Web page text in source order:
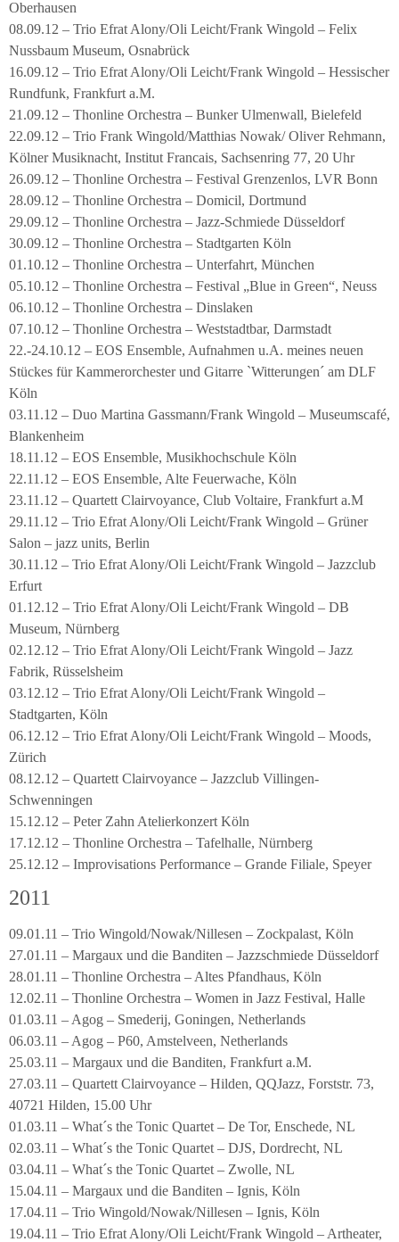
Oberhausen
08.09.12 – Trio Efrat Alony/Oli Leicht/Frank Wingold – Felix
Nussbaum Museum, Osnabrück
16.09.12 – Trio Efrat Alony/Oli Leicht/Frank Wingold – Hessischer
Rundfunk, Frankfurt a.M.
21.09.12 – Thonline Orchestra – Bunker Ulmenwall, Bielefeld
22.09.12 – Trio Frank Wingold/Matthias Nowak/ Oliver Rehmann,
Kölner Musiknacht, Institut Francais, Sachsenring 77, 20 Uhr
26.09.12 – Thonline Orchestra – Festival Grenzenlos, LVR Bonn
28.09.12 – Thonline Orchestra – Domicil, Dortmund
29.09.12 – Thonline Orchestra – Jazz-Schmiede Düsseldorf
30.09.12 – Thonline Orchestra – Stadtgarten Köln
01.10.12 – Thonline Orchestra – Unterfahrt, München
05.10.12 – Thonline Orchestra – Festival „Blue in Green“, Neuss
06.10.12 – Thonline Orchestra – Dinslaken
07.10.12 – Thonline Orchestra – Weststadtbar, Darmstadt
22.-24.10.12 – EOS Ensemble, Aufnahmen u.A. meines neuen
Stückes für Kammerorchester und Gitarre `Witterungen´ am DLF
Köln
03.11.12 – Duo Martina Gassmann/Frank Wingold – Museumscafé,
Blankenheim
18.11.12 – EOS Ensemble, Musikhochschule Köln
22.11.12 – EOS Ensemble, Alte Feuerwache, Köln
23.11.12 – Quartett Clairvoyance, Club Voltaire, Frankfurt a.M
29.11.12 – Trio Efrat Alony/Oli Leicht/Frank Wingold – Grüner
Salon – jazz units, Berlin
30.11.12 – Trio Efrat Alony/Oli Leicht/Frank Wingold – Jazzclub
Erfurt
01.12.12 – Trio Efrat Alony/Oli Leicht/Frank Wingold – DB
Museum, Nürnberg
02.12.12 – Trio Efrat Alony/Oli Leicht/Frank Wingold – Jazz
Fabrik, Rüsselsheim
03.12.12 – Trio Efrat Alony/Oli Leicht/Frank Wingold –
Stadtgarten, Köln
06.12.12 – Trio Efrat Alony/Oli Leicht/Frank Wingold – Moods,
Zürich
08.12.12 – Quartett Clairvoyance – Jazzclub Villingen-
Schwenningen
15.12.12 – Peter Zahn Atelierkonzert Köln
17.12.12 – Thonline Orchestra – Tafelhalle, Nürnberg
25.12.12 – Improvisations Performance – Grande Filiale, Speyer
2011
09.01.11 – Trio Wingold/Nowak/Nillesen – Zockpalast, Köln
27.01.11 – Margaux und die Banditen – Jazzschmiede Düsseldorf
28.01.11 – Thonline Orchestra – Altes Pfandhaus, Köln
12.02.11 – Thonline Orchestra – Women in Jazz Festival, Halle
01.03.11 – Agog – Smederij, Goningen, Netherlands
06.03.11 – Agog – P60, Amstelveen, Netherlands
25.03.11 – Margaux und die Banditen, Frankfurt a.M.
27.03.11 – Quartett Clairvoyance – Hilden, QQJazz, Forststr. 73,
40721 Hilden, 15.00 Uhr
01.03.11 – What´s the Tonic Quartet – De Tor, Enschede, NL
02.03.11 – What´s the Tonic Quartet – DJS, Dordrecht, NL
03.04.11 – What´s the Tonic Quartet – Zwolle, NL
15.04.11 – Margaux und die Banditen – Ignis, Köln
17.04.11 – Trio Wingold/Nowak/Nillesen – Ignis, Köln
19.04.11 – Trio Efrat Alony/Oli Leicht/Frank Wingold – Artheater,